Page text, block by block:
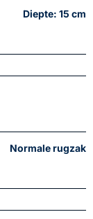
Diepte: 15 cm
Normale rugzak